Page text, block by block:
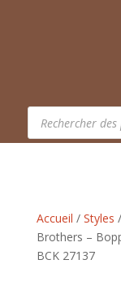
Recherche
produits
Accueil / Styles /
Brothers –
BCK 27137